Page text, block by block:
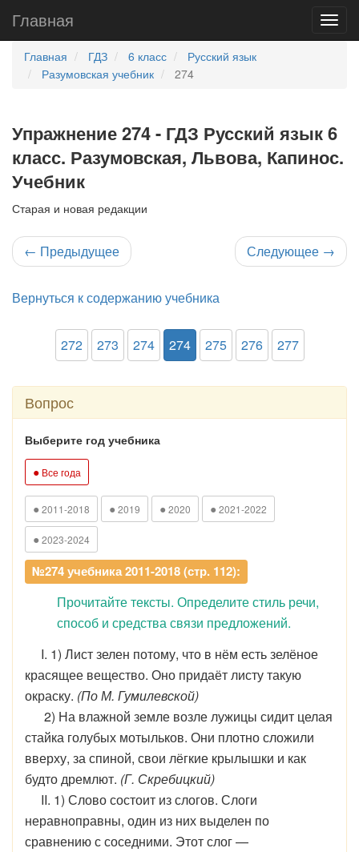
Главная
Главная ГДЗ 6 класс
Русский язык
Разумовская учебник
274
Упражнение 274 - ГДЗ Русский язык 6
класс. Разумовская, Львова, Капинос.
Учебник
Старая и новая редакции
← Предыдущее Следующее →
Вернуться к содержанию учебника
272 273 274 274 275 276 277
Вопрос
Выберите год учебника
● Все года
● 2011-2018 ● 2019 ● 2020 ● 2021-2022
● 2023-2024
№274 учебника 2011-2018 (стр. 112):
Прочитайте тексты. Определите стиль речи,
способ и средства связи предложений.
I. 1) Лист зелен потому, что в нём есть зелёное
красящее вещество. Оно придаёт листу такую
окраску. (По М. Гумилевской)
2) На влажной земле возле лужицы сидит целая
стайка голубых мотыльков. Они плотно сложили
вверху, за спиной, свои лёгкие крылышки и как
будто дремлют. (Г. Скребицкий)
II. 1) Слово состоит из слогов. Слоги
неравноправны, один из них выделен по
сравнению с соседними. Этот слог —